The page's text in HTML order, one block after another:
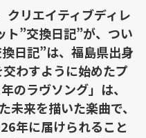
クリエイティブディレ
ト”交換日記”が、つい
日記”は、福島県出身
わすように始めたプ
のラヴソング」は、
来を描いた楽曲で、
年に届けられること